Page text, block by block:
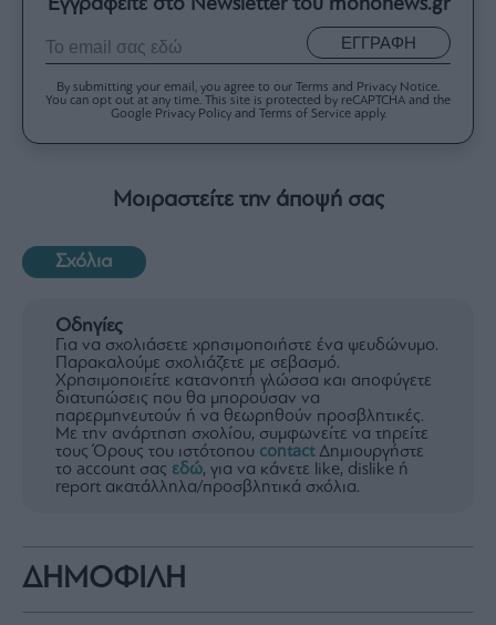
Εγγραφείτε στο Newsletter του mononews.gr
ΕΓΓΡΑΦΗ
By submitting your email, you agree to our Terms and Privacy Notice.
You can opt out at any time. This site is protected by reCAPTCHA and the
Google Privacy Policy and Terms of Service apply.
Μοιραστείτε την άποψή σας
Σχόλια
Οδηγίες
Για να σχολιάσετε χρησιμοποιήστε ένα ψευδώνυμο.
Παρακαλούμε σχολιάζετε με σεβασμό.
Χρησιμοποιείτε κατανοητή γλώσσα και αποφύγετε
διατυπώσεις που θα μπορούσαν να
παρερμηνευτούν ή να θεωρηθούν προσβλητικές.
Με την ανάρτηση σχολίου, συμφωνείτε να τηρείτε
τους Όρους του ιστότοπου contactΔημιουργήστε
το account σας εδώ, για να κάνετε like, dislike ή
report ακατάλληλα/προσβλητικά σχόλια.
ΔΗΜΟΦΙΛΗ